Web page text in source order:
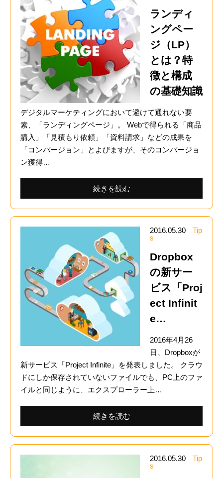
ランディ
ングペー
ジ（LP）
とは？特
徴と構成
の基礎知識
デジタルマーケティングにおいて避けて通れない要
素、「ランディングページ」。 Webで得られる「商品
購入」「見積もり依頼」「資料請求」などの成果を
「コンバージョン」とよびますが、そのコンバージョ
ン獲得…
続きを読む
2016.05.30
Tip
s
Dropbox
の新サー
ビス「Proj
ect Infinit
e…
2016年4月26
日、Dropboxが
新サービス「Project Infinite」を発表しました。 クラウ
ドにしか保存されていないファイルでも、PC上のファ
イルと同じように、エクスプローラー上…
続きを読む
2016.05.30
Tip
s